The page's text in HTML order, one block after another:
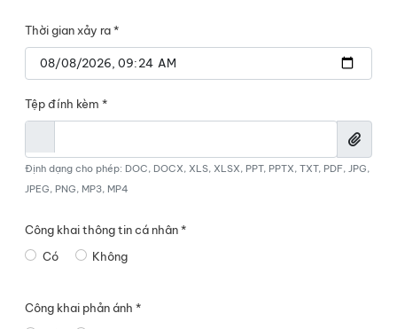
Thời gian xảy ra *
Tệp đính kèm *
Định dạng cho phép: DOC, DOCX, XLS, XLSX, PPT, PPTX, TXT, PDF, JPG,
JPEG, PNG, MP3, MP4
Công khai thông tin cá nhân *
Có
Không
Công khai phản ánh *